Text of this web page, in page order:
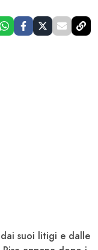
dai suoi litigi e dalle